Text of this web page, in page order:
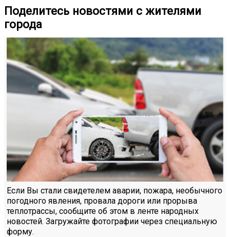
Поделитесь новостями с жителями
города
Если Вы стали свидетелем аварии, пожара, необычного
погодного явления, провала дороги или прорыва
теплотрассы, сообщите об этом в ленте народных
новостей. Загружайте фотографии через специальную
форму.